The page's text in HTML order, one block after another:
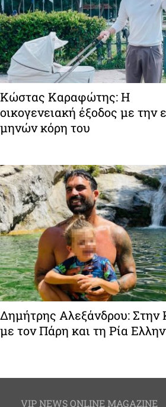
Κώστας Καραφώτης: Η
οικογενειακή έξοδος με την
μηνών κόρη του
Δημήτρης Αλεξάνδρου: Στην
με τον Πάρη και τη Ρία
VIP NEWS ONLINE MAGAZINE